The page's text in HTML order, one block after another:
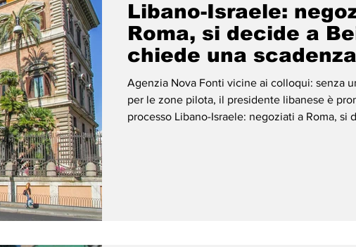
Archeologia Musica Cinema Tradizioni
Teatro Lega Araba Società Diritti Umani
Gastronomia
Libano-Israele:
Roma, si decide a
chiede una
Agenzia Nova Fonti vicine ai colloqui: senza un calendario chiaro
per le zone pilota, il presidente libanese è
processo Libano-Israele: negoziati a Roma, si